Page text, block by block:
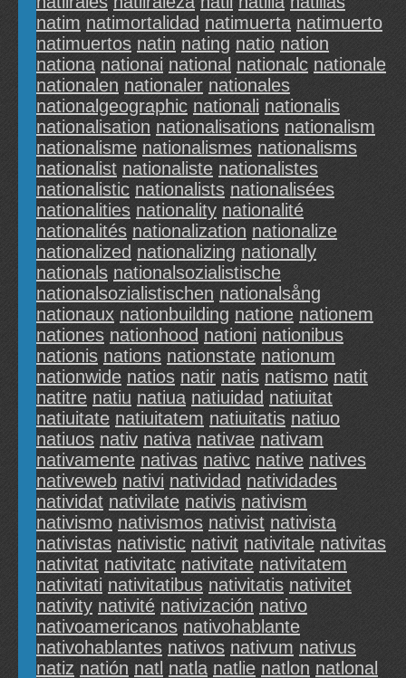
natim natimortalidad natimuerta natimuerto
natimuertos natin nating natio nation
nationa nationai national nationalc nationale
nationalen nationaler nationales
nationalgeographic nationali nationalis
nationalisation nationalisations nationalism
nationalisme nationalismes nationalisms
nationalist nationaliste nationalistes
nationalistic nationalists nationalisées
nationalities nationality nationalité
nationalités nationalization nationalize
nationalized nationalizing nationally
nationals nationalsozialistische
nationalsozialistischen nationalsång
nationaux nationbuilding natione nationem
nationes nationhood nationi nationibus
nationis nations nationstate nationum
nationwide natios natir natis natismo natit
natitre natiu natiua natiuidad natiuitat
natiuitate natiuitatem natiuitatis natiuo
natiuos nativ nativa nativae nativam
nativamente nativas nativc native natives
nativeweb nativi natividad natividades
natividat nativilate nativis nativism
nativismo nativismos nativist nativista
nativistas nativistic nativit nativitale nativitas
nativitat nativitatc nativitate nativitatem
nativitati nativitatibus nativitatis nativitet
nativity nativité nativización nativo
nativoamericanos nativohablante
nativohablantes nativos nativum nativus
natiz natión natl natla natlie natlon natlonal